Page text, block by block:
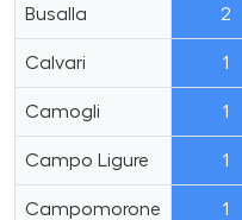
Busalla 2
Calvari 1
Camogli 1
Campo Ligure 1
Campomorone 1